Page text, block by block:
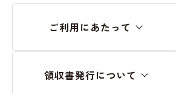
ご利用にあたって
領収書発行について